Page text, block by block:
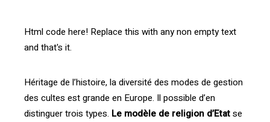
Html code here! Replace this with any non empty text
and that's it.
Héritage de l’histoire, la diversité des modes de gestion
des cultes est grande en Europe. Il possible d’en
distinguer trois types. Le modèle de religion d’Etatse